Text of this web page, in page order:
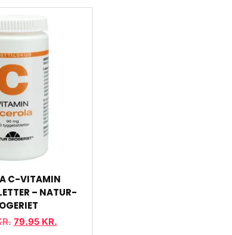
C-VITAMIN
– NATUR-
79.95 KR.